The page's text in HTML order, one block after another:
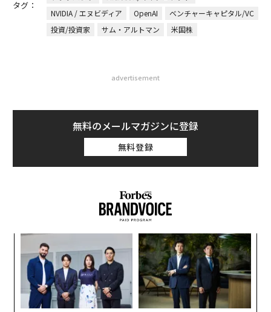
最新号の購入はこちらから
メンバーシップに登録する